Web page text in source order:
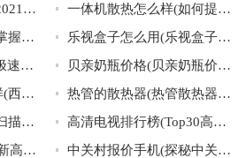
高端智能手机排行榜(2021年最新高端智能手机TOP10排名大揭晓)
一体机散热怎么样(如何提升一体机的散热效率？)
程控交换机原理(深入掌握程控交换机的工作原理)
乐视盒子怎么用(乐视盒子的使用教程及常见问题解答)
iqooneo7竞速版(体验极速激情，iQOONeo7竞速版震撼上市！)
贝亲奶瓶价格(贝亲奶瓶价格大全，选购贴士及推荐)
西门子冰箱质量怎么样(西门子冰箱怎么样？质量评测报告揭晓！)
热管的散热器(热管散热器：高效散热材料的领跑者。)
明基扫描仪驱动(明基扫描仪驱动下载及安装攻略)
高清电视排行榜(Top30高清电视品牌排行榜)
爱普生1400(打印艺术新高度，揭秘爱普生1400的卓越表现！)
中关村报价手机(探秘中关村手机报价，了解最新手机价格信息)